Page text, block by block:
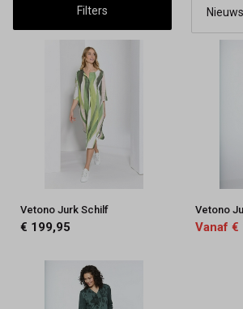
Filters
Vetono Jurk Schilf
€ 199,95
Vetono
Vanaf €